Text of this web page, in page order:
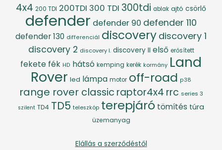
4x4 200 TDI 200TDI 300 TDI 300tdi ablak ajtó csörlő
defender defender 90 defender 110
defender 130 differenciál discovery discovery 1
discovery 2 discovery I. discovery II első erősített
fekete fék HD hátsó kemping kerék kormány Land
Rover led lámpa motor off-road p38
range rover classic raptor4x4 rrc series 3
szilent TD4 TD5 teleszkóp terepjáró tömítés túra
üzemanyag
Elállás a szerződéstől